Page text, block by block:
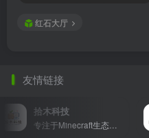
红石大厅
友情链接
拾木科技
专注于Minecraft生态建设